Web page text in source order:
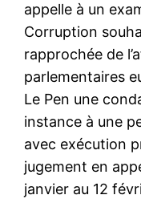
appelle à un
Corruption
rapprochée de
parlementaires
Le Pen une
instance à une
avec exécution
jugement en
janvier au 12